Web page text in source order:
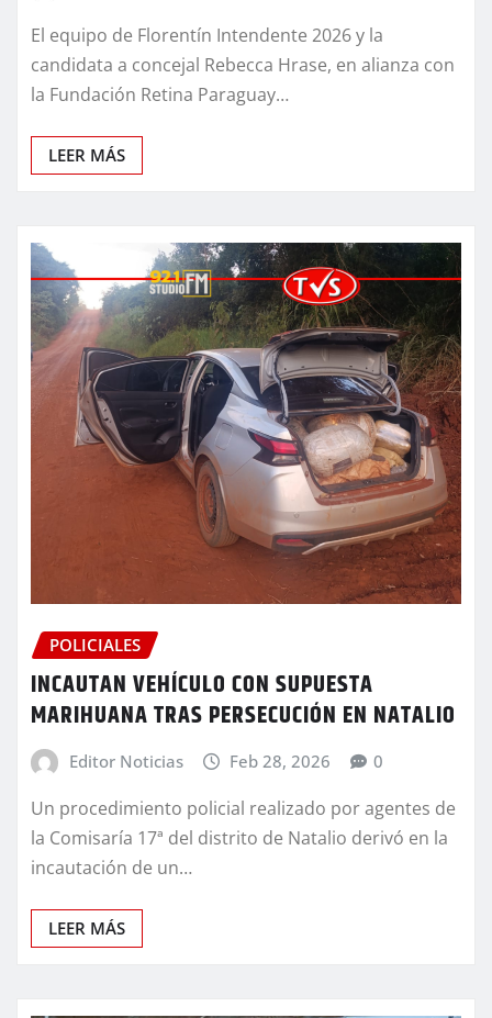
El equipo de Florentín Intendente 2026 y la
candidata a concejal Rebecca Hrase, en alianza con
la Fundación Retina Paraguay…
LEER MÁS
POLICIALES
INCAUTAN VEHÍCULO CON SUPUESTA
MARIHUANA TRAS PERSECUCIÓN EN NATALIO
Editor Noticias Feb 28, 2026 0
Un procedimiento policial realizado por agentes de
la Comisaría 17ª del distrito de Natalio derivó en la
incautación de un…
LEER MÁS